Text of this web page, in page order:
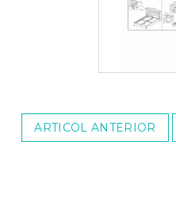
ARTICOL ANTERIOR